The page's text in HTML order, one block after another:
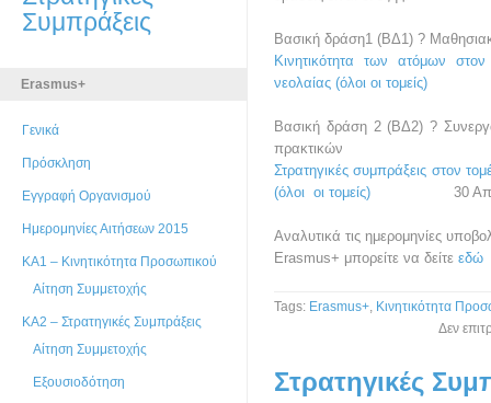
Συμπράξεις
Erasmus+
Γενικά
Πρόσκληση
Εγγραφή Οργανισμού
Ημερομηνίες Αιτήσεων 2015
ΚΑ1 – Κινητικότητα Προσωπικού
Αίτηση Συμμετοχής
ΚΑ2 – Στρατηγικές Συμπράξεις
Αίτηση Συμμετοχής
Εξουσιοδότηση
Βασική δράση1 (ΒΔ1) ?
Κινητικότητα των ατόμων
νεολαίας (όλοι οι τομείς)
Βασική δράση 2 (ΒΔ2) ?
πρακτικών
Στρατηγικές συμπράξεις στον
(όλοι οι τομείς) 30
Αναλυτικά τις ημερομηνίες
Erasmus+ μπορείτε να δείτε εδώ
Tags: Erasmus+, Κινητικότητα
Δεν
Στρατηγικές